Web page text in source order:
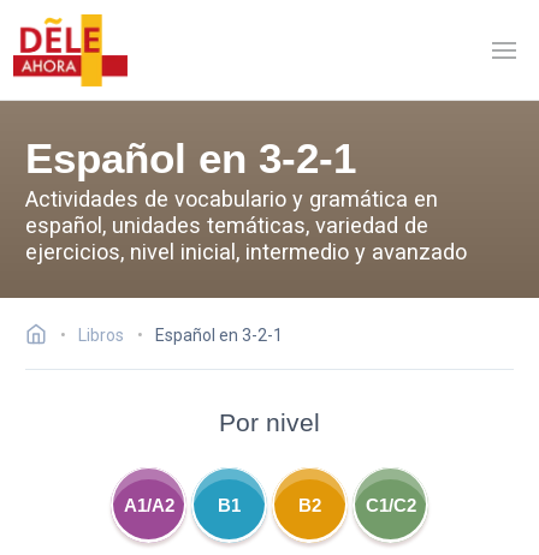
Español en 3-2-1
Actividades de vocabulario y gramática en
español, unidades temáticas, variedad de
ejercicios, nivel inicial, intermedio y avanzado
Libros Español en 3-2-1
Por nivel
A1/A2 B1 B2 C1/C2